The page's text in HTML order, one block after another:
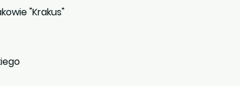
"Krakus"